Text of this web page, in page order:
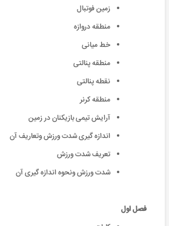
زمین فوتبال
منطقه دروازه
خط میانی
منطقه پنالتی
نقطه پنالتی
منطقه کرنر
آرایش تیمی بازیکنان در زمین
اندازه گیری شدت ورزش وتعاریف آن
تعریف شدت ورزش
شدت ورزش ونحوه اندازه گیری آن
فصل اول